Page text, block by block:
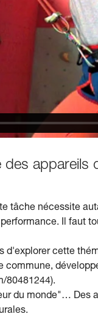
tâche nécessite
Il faut
d'explorer cette
80481244).
du monde"… Des